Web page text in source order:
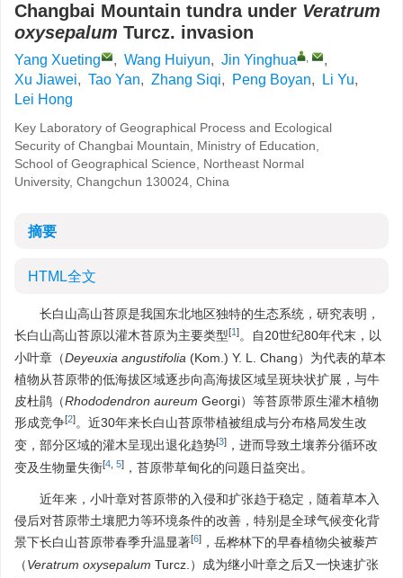
Changbai Mountain tundra under Veratrum
oxysepalum Turcz. invasion
Yang Xueting , Wang Huiyun, Jin Yinghua ,
,
Xu Jiawei, Tao Yan, Zhang Siqi, Peng Boyan, Li Yu,
Lei Hong
Key Laboratory of Geographical Process and Ecological
Security of Changbai Mountain, Ministry of Education,
School of Geographical Science, Northeast Normal
University, Changchun 130024, China
摘要
HTML全文
长白山高山苔原是我国东北地区独特的生态系统，研究表明，
长白山高山苔原以灌木苔原为主要类型[1]。自20世纪80年代末，以
小叶章（Deyeuxia angustifolia (Kom.) Y. L. Chang）为代表的草本
植物从苔原带的低海拔区域逐步向高海拔区域呈斑块状扩展，与牛
皮杜鹃（Rhododendron aureum Georgi）等苔原带原生灌木植物
形成竞争[2]。近30年来长白山苔原带植被组成与分布格局发生改
变，部分区域的灌木呈现出退化趋势[3] ，进而导致土壤养分循环改
变及生物量失衡[4 5] ，苔原带草甸化的问题日益突出。
近年来，小叶章对苔原带的入侵和扩张趋于稳定，随着草本入
侵后对苔原带土壤肥力等环境条件的改善，特别是全球气候变化背
景下长白山苔原带春季升温显著[6] ，岳桦林下的早春植物尖被藜芦
（Veratrum oxysepalum Turcz.）成为继小叶章之后又一快速扩张